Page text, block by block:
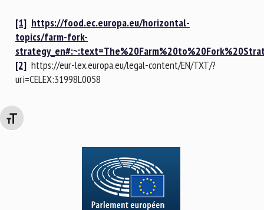
Changer la taille de la police
[1] https://food.ec.europa.eu/horizontal-
topics/farm-fork-
[2] https://eur-lex.europa.eu/legal-content/EN/TXT/?
uri=CELEX:31998L0058